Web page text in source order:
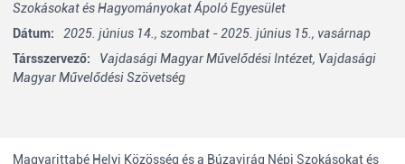
Szokásokat és Hagyományokat Ápoló Egyesület
Dátum:
2025. június 14., szombat - 2025. június 15., vasárnap
Társszervező:
Vajdasági Magyar Művelődési Intézet, Vajdasági
Magyar Művelődési Szövetség
Magyarittabé Helyi Közösség és a Búzavirág Népi Szokásokat és